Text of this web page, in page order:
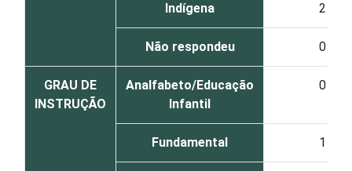
Indígena 2
Não respondeu 0
GRAU DE
INSTRUÇÃO
Analfabeto/Educação
Infantil
0
Fundamental 1